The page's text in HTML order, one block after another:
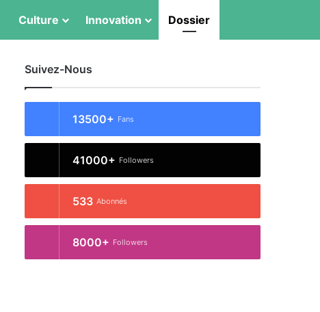
Culture Innovation Dossier
Suivez-Nous
13500+ Fans
41000+ Followers
533 Abonnés
8000+ Followers